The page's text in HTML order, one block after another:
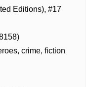
Editions), #17
crime, fiction